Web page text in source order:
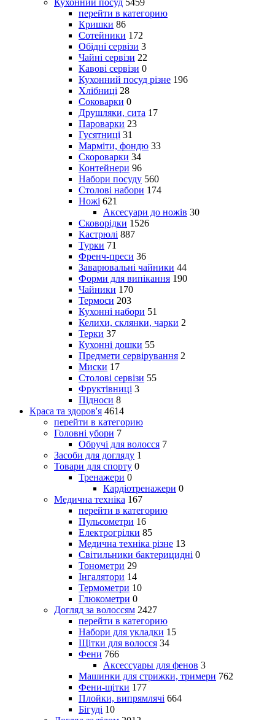
Кухонний посуд 5459
перейти в категорию
Кришки 86
Сотейники 172
Обідні сервізи 3
Чайні сервізи 22
Кавові сервізи 0
Кухонний посуд різне 196
Хлібниці 28
Соковарки 0
Друшляки, сита 17
Пароварки 23
Гусятниці 31
Марміти, фондю 33
Скороварки 34
Контейнери 96
Набори посуду 560
Столові набори 174
Ножі 621
Аксесуари до ножів 30
Сковорідки 1526
Кастрюлі 887
Турки 71
Френч-преси 36
Заварювальні чайники 44
Форми для випікання 190
Чайники 170
Термоси 203
Кухонні набори 51
Келихи, склянки, чарки 2
Терки 37
Кухонні дошки 55
Предмети сервірування 2
Миски 17
Столові сервізи 55
Фруктівниці 3
Підноси 8
Краса та здоров'я 4614
перейти в категорию
Головні убори 7
Обручі для волосся 7
Засоби для догляду 1
Товари для спорту 0
Тренажери 0
Кардіотренажери 0
Медична техніка 167
перейти в категорию
Пульсометри 16
Електрогрілки 85
Медична техніка різне 13
Світильники бактерицидні 0
Тонометри 29
Інгалятори 14
Термометри 10
Глюкометри 0
Догляд за волоссям 2427
перейти в категорию
Набори для укладки 15
Щітки для волосся 34
Фени 766
Аксессуары для фенов 3
Машинки для стрижки, тримери 762
Фени-щітки 177
Плойки, випрямлячі 664
Бігуді 10